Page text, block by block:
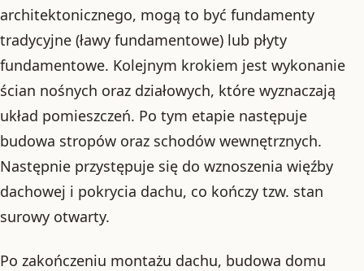
architektonicznego, mogą to być fundamenty
tradycyjne (ławy fundamentowe) lub płyty
fundamentowe. Kolejnym krokiem jest wykonanie
ścian nośnych oraz działowych, które wyznaczają
układ pomieszczeń. Po tym etapie następuje
budowa stropów oraz schodów wewnętrznych.
Następnie przystępuje się do wznoszenia więźby
dachowej i pokrycia dachu, co kończy tzw. stan
surowy otwarty.
Po zakończeniu montażu dachu, budowa domu